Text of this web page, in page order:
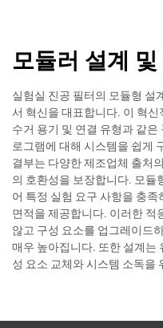
모듈러 설계 및
실험실 진공 필터의 모듈형 설
서 혁신을 대표합니다. 이 혁
수거 용기 및 연결 유형과 같
로그램에 대해 시스템을 쉽게
결부는 다양한 제조업체 출처
의 호환성을 보장합니다. 모듈
어 특정 실험 요구 사항을 충족
면적을 제공합니다. 이러한 적
않고 구성 요소를 업그레이드
매우 높아집니다. 또한 설계는
성 요소 교체와 시스템 소독을